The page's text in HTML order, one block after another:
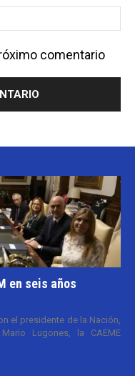
comentario
en seis años
el presidente de la Nación,
Lugones, la CAEME